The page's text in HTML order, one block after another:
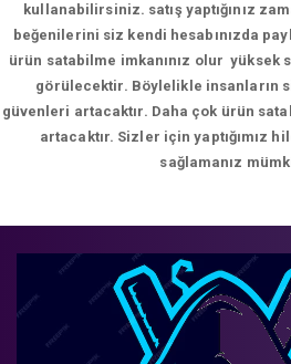
kullanabilirsiniz. satış yaptığınız
beğenilerini siz kendi hesabınızda
ürün satabilme imkanınız olur yüksek
görülecektir. Böylelikle insanların
güvenleri artacaktır. Daha çok ürün
artacaktır. Sizler için yaptığımız
sağlamanız